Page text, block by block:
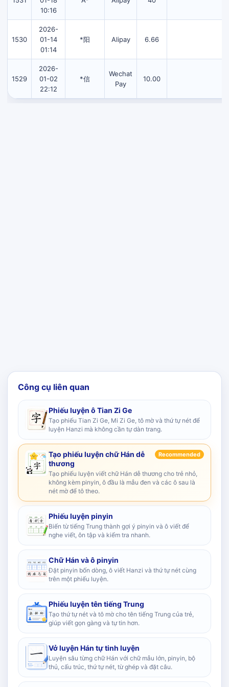
10:16
1530
2026-
01-14
01:14
*阳 Alipay 6.66
1529
2026-
01-02
22:12
*信
Wechat
Pay
10.00
Công cụ liên quan
Phiếu luyện ô Tian Zi Ge
Tạo phiếu Tian Zi Ge, Mi Zi Ge, tô mờ và thứ tự nét để
luyện Hanzi mà không cần tự dàn trang.
Tạo phiếu luyện chữ Hán dễ
thương
Recommended
Tạo phiếu luyện viết chữ Hán dễ thương cho trẻ nhỏ,
không kèm pinyin, ô đầu là mẫu đen và các ô sau là
nét mờ để tô theo.
Phiếu luyện pinyin
Biến từ tiếng Trung thành gợi ý pinyin và ô viết để
nghe viết, ôn tập và kiểm tra nhanh.
Chữ Hán và ô pinyin
Đặt pinyin bốn dòng, ô viết Hanzi và thứ tự nét cùng
trên một phiếu luyện.
Phiếu luyện tên tiếng Trung
Tạo thứ tự nét và tô mờ cho tên tiếng Trung của trẻ,
giúp viết gọn gàng và tự tin hơn.
Vở luyện Hán tự tinh luyện
Luyện sâu từng chữ Hán với chữ mẫu lớn, pinyin, bộ
thủ, cấu trúc, thứ tự nét, từ ghép và đặt câu.